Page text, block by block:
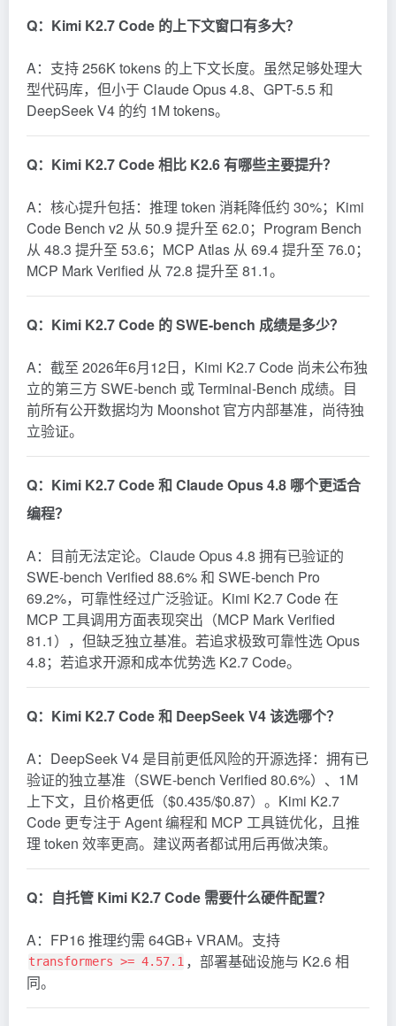
Q：Kimi K2.7 Code 的上下文窗口有多大？
A：支持 256K tokens 的上下文长度。虽然足够处理大
型代码库，但小于 Claude Opus 4.8、GPT-5.5 和
DeepSeekV4 的约 1M tokens。
Q：Kimi K2.7 Code 相比 K2.6 有哪些主要提升？
A：核心提升包括：推理 token 消耗降低约 30%；Kimi
Code Bench v2 从 50.9 提升至 62.0；Program Bench
从 48.3 提升至 53.6；MCP Atlas 从 69.4 提升至 76.0；
MCP Mark Verified 从 72.8 提升至 81.1。
Q：Kimi K2.7 Code 的 SWE-bench 成绩是多少？
A：截至 2026年6月12日，Kimi K2.7 Code 尚未公布独
立的第三方 SWE-bench 或 Terminal-Bench 成绩。目
前所有公开数据均为 Moonshot 官方内部基准，尚待独
立验证。
Q：Kimi K2.7 Code 和 Claude Opus 4.8 哪个更适合
编程？
A：目前无法定论。Claude Opus 4.8 拥有已验证的
SWE-bench Verified 88.6% 和 SWE-bench Pro
69.2%，可靠性经过广泛验证。Kimi K2.7 Code 在
MCP 工具调用方面表现突出（MCP Mark Verified
81.1），但缺乏独立基准。若追求极致可靠性选 Opus
4.8；若追求开源和成本优势选 K2.7 Code。
Q：Kimi K2.7 Code 和 DeepSeek V4 该选哪个？
A：DeepSeek V4 是目前更低风险的开源选择：拥有已
验证的独立基准（SWE-bench Verified 80.6%）、1M
上下文，且价格更低（$0.435/$0.87）。Kimi K2.7
Code 更专注于 Agent 编程和 MCP 工具链优化，且推
理 token 效率更高。建议两者都试用后再做决策。
Q：自托管 Kimi K2.7 Code 需要什么硬件配置？
A：FP16 推理约需 64GB+ VRAM。支持
transformers >= 4.57.1 ，部署基础设施与 K2.6 相
同。